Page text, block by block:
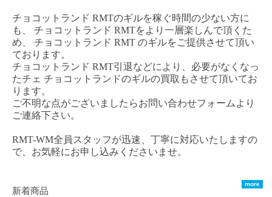
チョコットランド RMTのギルを稼ぐ時間の少ない方に
も、
チョコットランド RMTをより一層楽しんで頂くた
め、
チョコットランド RMT のギルをご提供させて頂い
ております。
チョコットランド RMT引退などにより、必要がなくなっ
たチェ チョコットランドのギルの買取もさせて頂いてお
ります。
ご不明な点がございましたらお問い合わせフォームより
ご連絡下さい。
RMT-WM全員スタッフが迅速、丁寧に対応いたしますの
で、お気軽にお申し込みくださいませ。
more
新着商品